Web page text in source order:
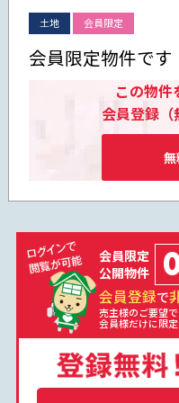
土地 会員限定
会員限定物件です
この物件
会員登録（
会員限定
公開物件
会員登録で
売主様のご要望
会員様だけに限